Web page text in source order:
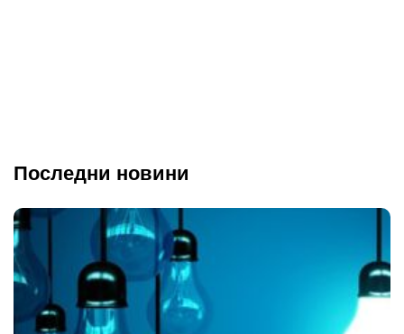
Последни новини